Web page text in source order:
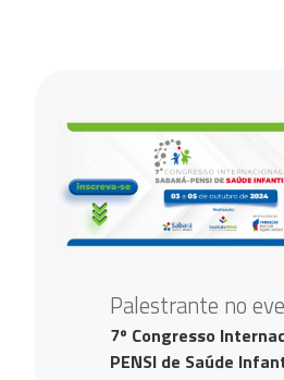
Palestrante no
7º Congresso
PENSI de Saúde